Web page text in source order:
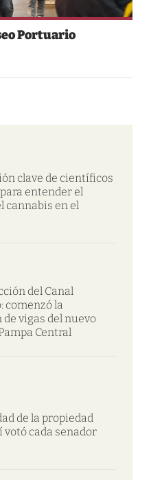
Portuario
clave de científicos
entender el
cannabis en el
del Canal
comenzó la
vigas del nuevo
Central
de la propiedad
votó cada senador